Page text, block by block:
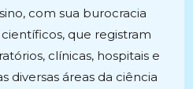
com sua burocracia
que registram
clínicas, hospitais e
diversas áreas da ciência